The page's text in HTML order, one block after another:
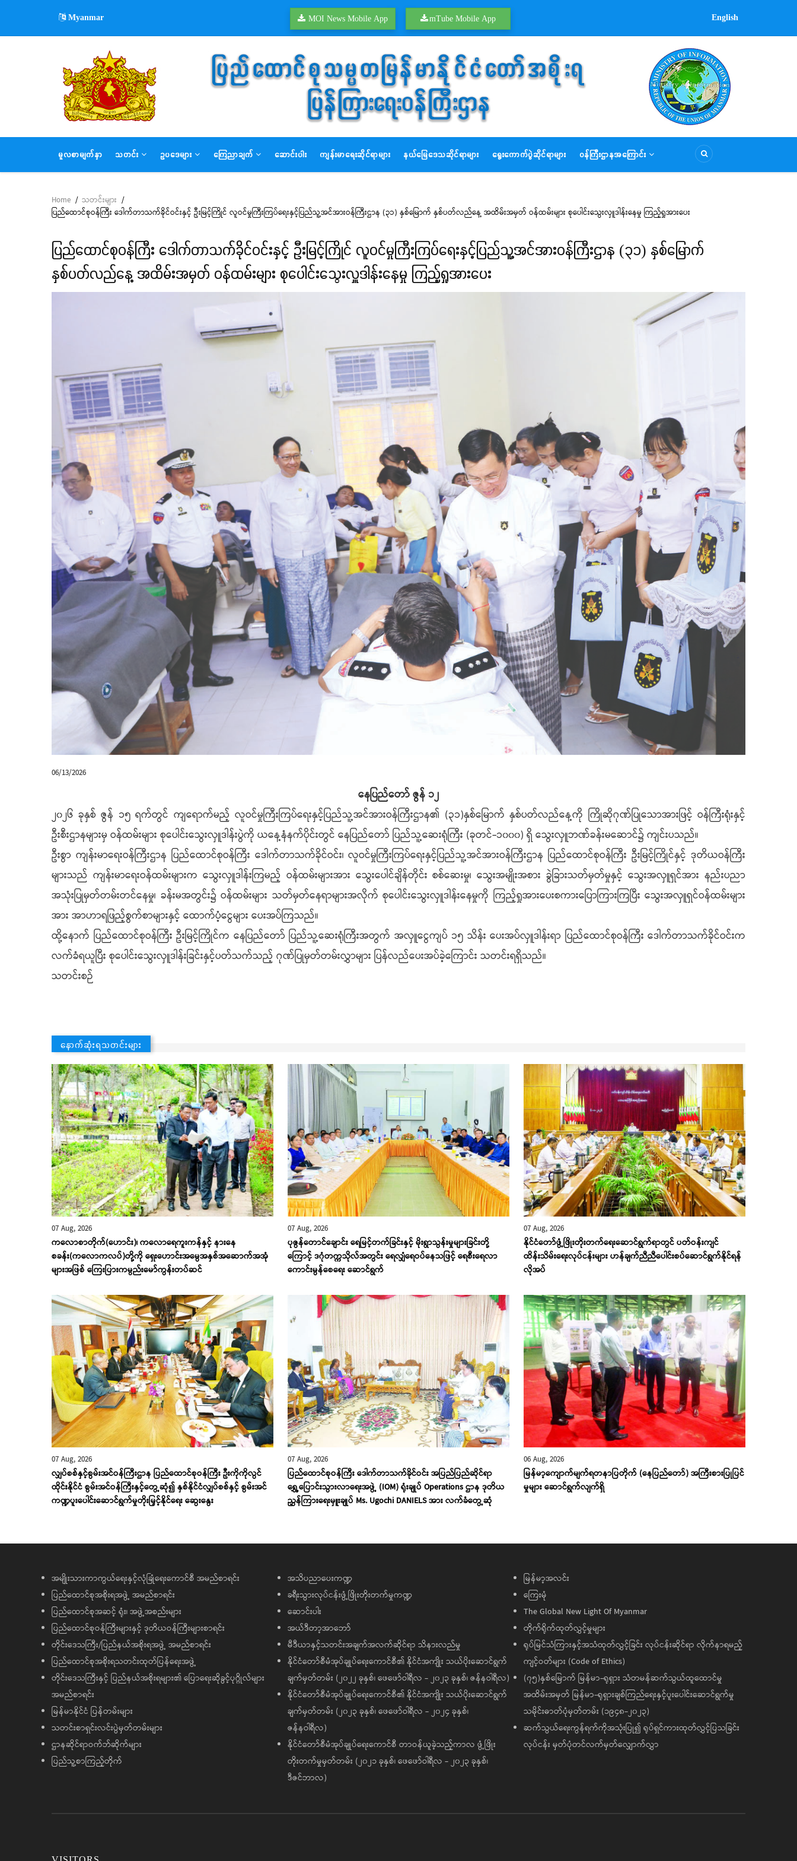
main
Myanmar MOI News Mobile App mTube Mobile App English
MAIN
NAVIGATION
မူလစာမျက်နှာ သတင်း ဥပဒေများ ကြေညာချက် ဆောင်းပါး ကျန်းမာရေးဆိုင်ရာများ နယ်မြေဒေသဆိုင်ရာများ ရွေးကောက်ပွဲဆိုင်ရာများ ဝန်ကြီးဌာနအကြောင်း
Breadcrumb
Home / သတင်းများ /
ပြည်ထောင်စုဝန်ကြီး ဒေါက်တာသက်ခိုင်ဝင်းနှင့် ဦးမြင့်ကြိုင် လူဝင်မှုကြီးကြပ်ရေးနှင့်ပြည်သူ့အင်အားဝန်ကြီးဌာန (၃၁) နှစ်မြောက် နှစ်ပတ်လည်နေ့ အထိမ်းအမှတ် ဝန်ထမ်းများ စုပေါင်းသွေးလှူဒါန်းနေမှု ကြည့်ရှုအားပေး
ပြည်ထောင်စုဝန်ကြီး ဒေါက်တာသက်ခိုင်ဝင်းနှင့် ဦးမြင့်ကြိုင် လူဝင်မှုကြီးကြပ်ရေးနှင့်ပြည်သူ့အင်အားဝန်ကြီးဌာန (၃၁) နှစ်မြောက်
နှစ်ပတ်လည်နေ့ အထိမ်းအမှတ် ဝန်ထမ်းများ စုပေါင်းသွေးလှူဒါန်းနေမှု ကြည့်ရှုအားပေး
06/13/2026
နေပြည်တော် ဇွန် ၁၂
၂၀၂၆ ခုနှစ် ဇွန် ၁၅ ရက်တွင် ကျရောက်မည့် လူဝင်မှုကြီးကြပ်ရေးနှင့်ပြည်သူ့အင်အားဝန်ကြီးဌာန၏ (၃၁)နှစ်မြောက် နှစ်ပတ်လည်နေ့ကို ကြိုဆိုဂုဏ်ပြုသောအားဖြင့် ဝန်ကြီးရုံးနှင့်
ဦးစီးဌာနများမှ ဝန်ထမ်းများ စုပေါင်းသွေးလှူဒါန်းပွဲကို ယနေ့နံနက်ပိုင်းတွင် နေပြည်တော် ပြည်သူ့ဆေးရုံကြီး (ခုတင်-၁၀၀၀) ရှိ သွေးလှူဘဏ်ခန်းမဆောင်၌ ကျင်းပသည်။
ဦးစွာ ကျန်းမာရေးဝန်ကြီးဌာန ပြည်ထောင်စုဝန်ကြီး ဒေါက်တာသက်ခိုင်ဝင်း၊ လူဝင်မှုကြီးကြပ်ရေးနှင့်ပြည်သူ့အင်အားဝန်ကြီးဌာန ပြည်ထောင်စုဝန်ကြီး ဦးမြင့်ကြိုင်နှင့် ဒုတိယဝန်ကြီး
များသည် ကျန်းမာရေးဝန်ထမ်းများက သွေးလှူဒါန်းကြမည့် ဝန်ထမ်းများအား သွေးပေါင်ချိန်တိုင်း စစ်ဆေးမှု၊ သွေးအမျိုးအစား ခွဲခြားသတ်မှတ်မှုနှင့် သွေးအလှူရှင်အား နည်းပညာ
အသုံးပြုမှတ်တမ်းတင်နေမှု၊ ခန်းမအတွင်း၌ ဝန်ထမ်းများ သတ်မှတ်နေရာများအလိုက် စုပေါင်းသွေးလှူဒါန်းနေမှုကို ကြည့်ရှုအားပေးစကားပြောကြားကြပြီး သွေးအလှူရှင်ဝန်ထမ်းများ
အား အာဟာရဖြည့်စွက်စာများနှင့် ထောက်ပံ့ငွေများ ပေးအပ်ကြသည်။
ထို့နောက် ပြည်ထောင်စုဝန်ကြီး ဦးမြင့်ကြိုင်က နေပြည်တော် ပြည်သူ့ဆေးရုံကြီးအတွက် အလှူငွေကျပ် ၁၅ သိန်း ပေးအပ်လှူဒါန်းရာ ပြည်ထောင်စုဝန်ကြီး ဒေါက်တာသက်ခိုင်ဝင်းက
လက်ခံရယူပြီး စုပေါင်းသွေးလှူဒါန်းခြင်းနှင့်ပတ်သက်သည့် ဂုဏ်ပြုမှတ်တမ်းလွှာများ ပြန်လည်ပေးအပ်ခဲ့ကြောင်း သတင်းရရှိသည်။
သတင်းစဉ်
နောက်ဆုံးရသတင်းများ
07 Aug, 2026
ကလောစာတိုက်(ဟောင်း)၊ ကလောရေကူးကန်နှင့် နားနေ
စခန်း(ကလောကလပ်)တို့ကို ရှေးဟောင်းအမွေအနှစ်အဆောက်အအုံ
များအဖြစ် ကြေးပြားကမ္ပည်းမော်ကွန်းတပ်ဆင်
07 Aug, 2026
ပုဇွန်တောင်ချောင်း ရေမြင့်တက်ခြင်းနှင့် မိုးရွာသွန်းမှုများခြင်းတို့
ကြောင့် ဒဂုံတက္ကသိုလ်အတွင်း ရေလျှံရေဝပ်နေသဖြင့် ရေစီးရေလာ
ကောင်းမွန်စေရေး ဆောင်ရွက်
07 Aug, 2026
နိုင်ငံတော်ဖွံ့ဖြိုးတိုးတက်ရေးဆောင်ရွက်ရာတွင် ပတ်ဝန်းကျင်
ထိန်းသိမ်းရေးလုပ်ငန်းများ ဟန်ချက်ညီညီပေါင်းစပ်ဆောင်ရွက်နိုင်ရန်
လိုအပ်
07 Aug, 2026
လျှပ်စစ်နှင့်စွမ်းအင်ဝန်ကြီးဌာန ပြည်ထောင်စုဝန်ကြီး ဦးကိုကိုလွင်
ထိုင်းနိုင်ငံ စွမ်းအင်ဝန်ကြီးနှင့်တွေ့ဆုံ၍ နှစ်နိုင်ငံလျှပ်စစ်နှင့် စွမ်းအင်
ကဏ္ဍပူးပေါင်းဆောင်ရွက်မှုတိုးမြှင့်နိုင်ရေး ဆွေးနွေး
07 Aug, 2026
ပြည်ထောင်စုဝန်ကြီး ဒေါက်တာသက်ခိုင်ဝင်း အပြည်ပြည်ဆိုင်ရာ
ရွှေ့ပြောင်းသွားလာရေးအဖွဲ့ (IOM) ရုံးချုပ် Operations ဌာန ဒုတိယ
ညွှန်ကြားရေးမှူးချုပ် Ms. Ugochi DANIELS အား လက်ခံတွေ့ဆုံ
06 Aug, 2026
မြန်မာ့ကျောက်မျက်ရတနာပြတိုက် (နေပြည်တော်) အကြီးစားပြုပြင်
မှုများ ဆောင်ရွက်လျက်ရှိ
အမျိုးသားကာကွယ်ရေးနှင့်လုံခြုံရေးကောင်စီ အမည်စာရင်း
ပြည်ထောင်စုအစိုးရအဖွဲ့ အမည်စာရင်း
ပြည်ထောင်စုအဆင့် ရုံး၊ အဖွဲ့အစည်းများ
ပြည်ထောင်စုဝန်ကြီးများနှင့် ဒုတိယဝန်ကြီးများစာရင်း
တိုင်းဒေသကြီး/ပြည်နယ်အစိုးရအဖွဲ့ အမည်စာရင်း
ပြည်ထောင်စုအစိုးရသတင်းထုတ်ပြန်ရေးအဖွဲ့
တိုင်းဒေသကြီးနှင့် ပြည်နယ်အစိုးရများ၏ ပြောရေးဆိုခွင့်ပုဂ္ဂိုလ်များ
အမည်စာရင်း
မြန်မာနိုင်ငံ ပြန်တမ်းများ
သတင်းစာရှင်းလင်းပွဲမှတ်တမ်းများ
ဌာနဆိုင်ရာဝက်ဘ်ဆိုက်များ
ပြည်သူ့စာကြည့်တိုက်
အသိပညာပေးကဏ္ဍ
ခရီးသွားလုပ်ငန်းဖွံ့ဖြိုးတိုးတက်မှုကဏ္ဍ
ဆောင်းပါး
အယ်ဒီတာ့အာဘော်
မီဒီယာနှင့်သတင်းအချက်အလက်ဆိုင်ရာ သိနားလည်မှု
နိုင်ငံတော်စီမံအုပ်ချုပ်ရေးကောင်စီ၏ နိုင်ငံအကျိုး သယ်ပိုးဆောင်ရွက်
ချက်မှတ်တမ်း (၂၀၂၂ ခုနှစ်၊ ဖေဖော်ဝါရီလ - ၂၀၂၃ ခုနှစ်၊ ဇန်နဝါရီလ)
နိုင်ငံတော်စီမံအုပ်ချုပ်ရေးကောင်စီ၏ နိုင်ငံအကျိုး သယ်ပိုးဆောင်ရွက်
ချက်မှတ်တမ်း (၂၀၂၃ ခုနှစ်၊ ဖေဖော်ဝါရီလ - ၂၀၂၄ ခုနှစ်၊
ဇန်နဝါရီလ)
နိုင်ငံတော်စီမံအုပ်ချုပ်ရေးကောင်စီ တာဝန်ယူခဲ့သည့်ကာလ ဖွံ့ဖြိုး
တိုးတက်မှုမှတ်တမ်း (၂၀၂၁ ခုနှစ်၊ ဖေဖော်ဝါရီလ - ၂၀၂၃ ခုနှစ်၊
ဒီဇင်ဘာလ)
မြန်မာ့အလင်း
ကြေးမုံ
The Global New Light Of Myanmar
တိုက်ရိုက်ထုတ်လွှင့်မှုများ
ရုပ်မြင်သံကြားနှင့်အသံထုတ်လွှင့်ခြင်း လုပ်ငန်းဆိုင်ရာ လိုက်နာရမည့်
ကျင့်ဝတ်များ (Code of Ethics)
(၇၅)နှစ်မြောက် မြန်မာ-ရုရှား သံတမန်ဆက်သွယ်ထူထောင်မှု
အထိမ်းအမှတ် မြန်မာ-ရုရှားချစ်ကြည်ရေးနှင့်ပူးပေါင်းဆောင်ရွက်မှု
သမိုင်းဓာတ်ပုံမှတ်တမ်း (၁၉၄၈-၂၀၂၃)
ဆက်သွယ်ရေးကွန်ရက်ကိုအသုံးပြု၍ ရုပ်ရှင်ကားထုတ်လွှင့်ပြသခြင်း
လုပ်ငန်း မှတ်ပုံတင်လက်မှတ်လျှောက်လွှာ